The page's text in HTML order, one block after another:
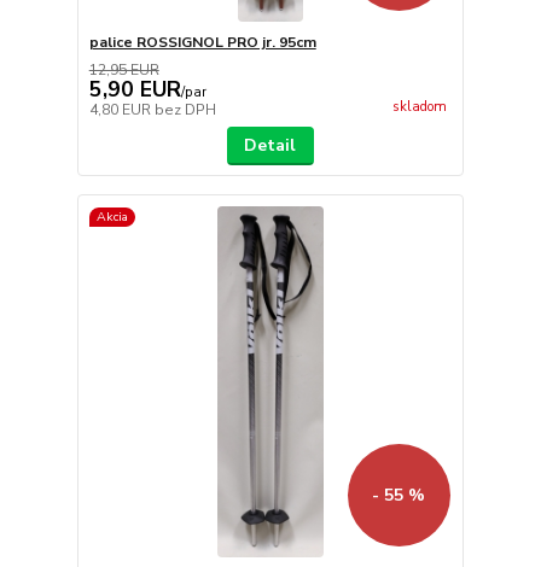
palice ROSSIGNOL PRO jr. 95cm
12,95 EUR
5,90 EUR/par
4,80 EUR bez DPH skladom
Detail
Akcia
- 55 %